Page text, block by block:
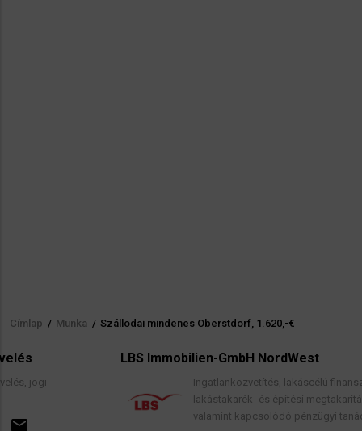
Morzsa
Címlap / Munka / Szállodai mindenes Oberstdorf, 1.620,-€
LBS Immobilien-GmbH NordWest
Ingatlanközvetítés, lakáscélú finanszírozási hitelek,
lakástakarék- és építési megtakarítási szerződések,
valamint kapcsolódó pénzügyi tanácsadás.